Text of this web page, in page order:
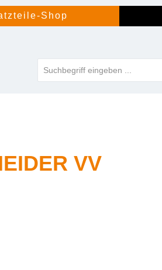
Shop
VV